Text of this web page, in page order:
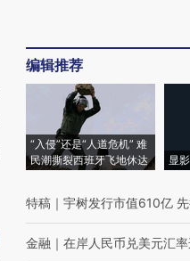
编辑推荐
“入侵”还是“人道危机” 难
民潮撕裂西班牙飞地休达
显
特稿 ｜ 宇树发行市值610亿
金融 ｜ 在岸人民币兑美元汇